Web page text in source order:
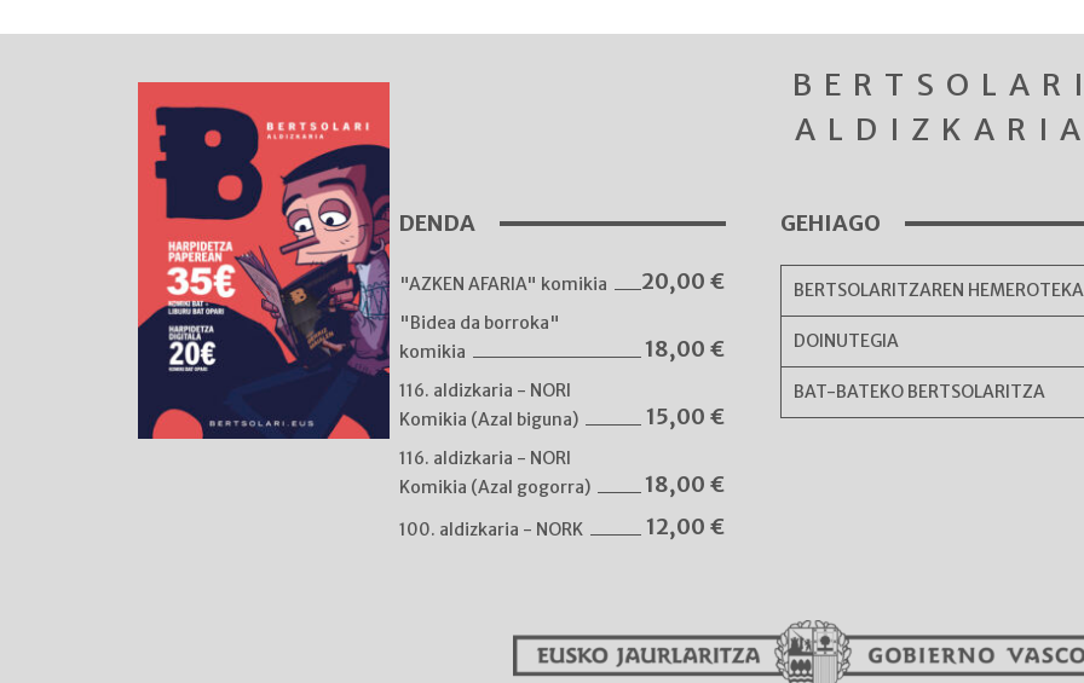
DENDA
"AZKEN AFARIA" komikia 20,00 €
"Bidea da borroka"
komikia
18,00 €
116. aldizkaria - NORI
Komikia (Azal biguna)
15,00 €
116. aldizkaria - NORI
Komikia (Azal gogorra)
18,00 €
100. aldizkaria - NORK 12,00 €
GEHIAGO
BERTSOLARITZAREN HEMEROTEKA
DOINUTEGIA
BAT-BATEKO BERTSOLARITZA